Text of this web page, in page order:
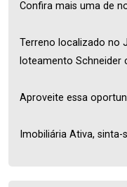
Confira mais uma de
Terreno localizado no
loteamento Schneider
Aproveite essa
Imobiliária Ativa, sinta-